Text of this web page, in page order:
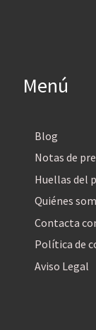
Menú
Blog
Notas de
Huellas del
Quiénes
Contacta
Política de
Aviso Legal